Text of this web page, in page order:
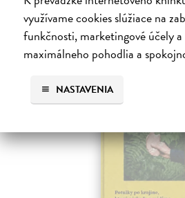
využívame cookies slúžiace na
funkčnosti, marketingové účely a
maximálneho pohodlia a
NASTAVENIA
21,10 €